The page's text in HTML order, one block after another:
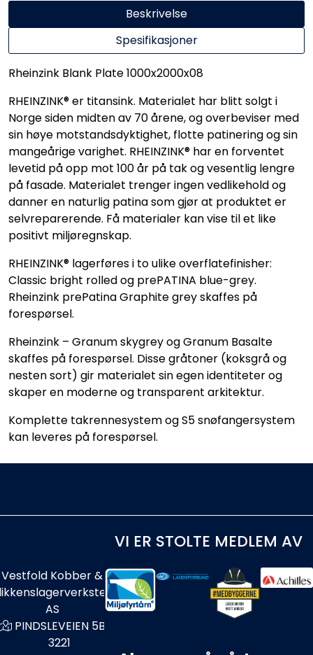
Beskrivelse
Spesifikasjoner
Rheinzink Blank Plate 1000x2000x08
RHEINZINK® er titansink. Materialet har blitt solgt i
Norge siden midten av 70 årene, og overbeviser med
sin høye motstandsdyktighet, flotte patinering og sin
mangeårige varighet. RHEINZINK® har en forventet
levetid på opp mot 100 år på tak og vesentlig lengre
på fasade. Materialet trenger ingen vedlikehold og
danner en naturlig patina som gjør at produktet er
selvreparerende. Få materialer kan vise til et like
positivt miljøregnskap.
RHEINZINK® lagerføres i to ulike overflatefinisher:
Classic bright rolled og prePATINA blue-grey.
Rheinzink prePatina Graphite grey skaffes på
forespørsel.
Rheinzink – Granum skygrey og Granum Basalte
skaffes på forespørsel. Disse gråtoner (koksgrå og
nesten sort) gir materialet sin egen identiteter og
skaper en moderne og transparent arkitektur.
Komplette takrennesystem og S5 snøfangersystem
kan leveres på forespørsel.
VI ER STOLTE MEDLEM AV
Vestfold Kobber &
AS
PINDSLEVEIEN 5B
3221